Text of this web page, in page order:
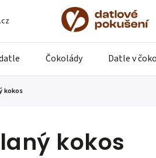
Čokolády Datle v
kokos
kokos